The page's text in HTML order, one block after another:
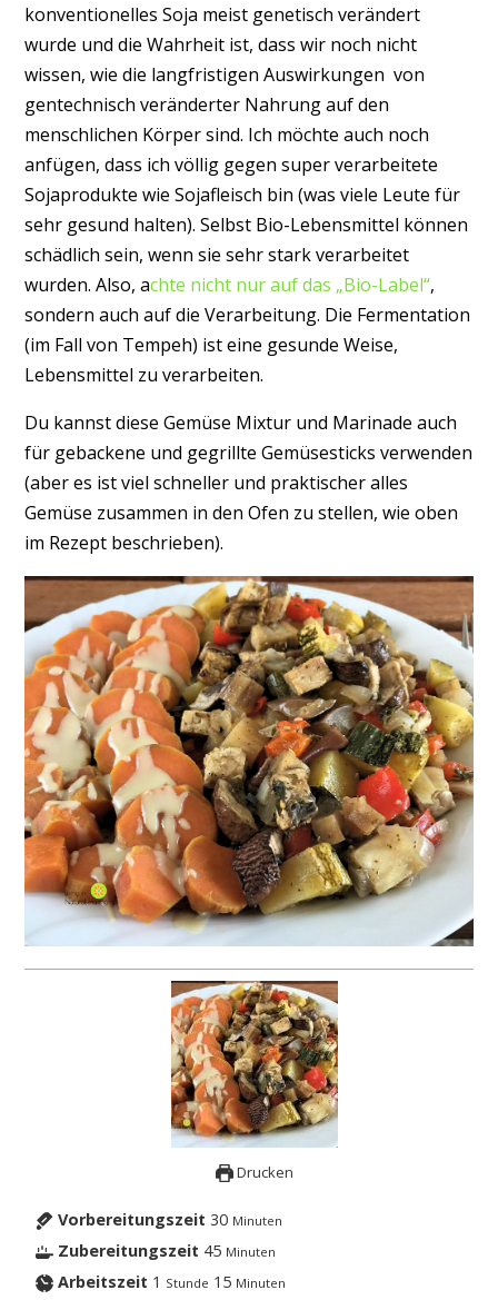
konventionelles Soja meist genetisch verändert
wurde und die Wahrheit ist, dass wir noch nicht
wissen, wie die langfristigen Auswirkungen von
gentechnisch veränderter Nahrung auf den
menschlichen Körper sind. Ich möchte auch noch
anfügen, dass ich völlig gegen super verarbeitete
Sojaprodukte wie Sojafleisch bin (was viele Leute für
sehr gesund halten). Selbst Bio-Lebensmittel können
schädlich sein, wenn sie sehr stark verarbeitet
wurden. Also, achte nicht nur auf das „Bio-Label“,
sondern auch auf die Verarbeitung. Die Fermentation
(im Fall von Tempeh) ist eine gesunde Weise,
Lebensmittel zu verarbeiten.
Du kannst diese Gemüse Mixtur und Marinade auch
für gebackene und gegrillte Gemüsesticks verwenden
(aber es ist viel schneller und praktischer alles
Gemüse zusammen in den Ofen zu stellen, wie oben
im Rezept beschrieben).
Drucken
Vorbereitungszeit 30 Minuten
Zubereitungszeit 45 Minuten
Arbeitszeit 1 Stunde 15 Minuten